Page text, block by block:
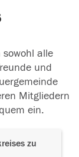
alle
und
Mitgliedern
ein.
zu